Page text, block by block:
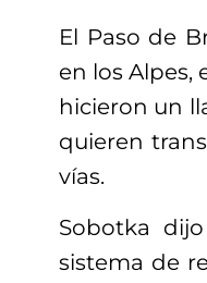
El Paso de
en los Alpes,
hicieron un
quieren
vías.
Sobotka
sistema de